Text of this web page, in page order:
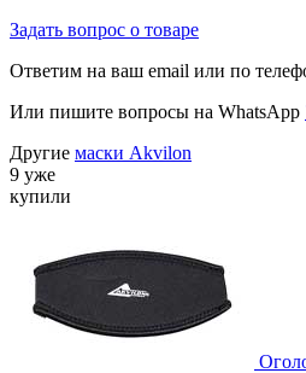
Задать вопрос о товаре
Ответим на ваш email или по
Или пишите вопросы на WhatsApp
Другие маски Akvilon
9 уже
купили